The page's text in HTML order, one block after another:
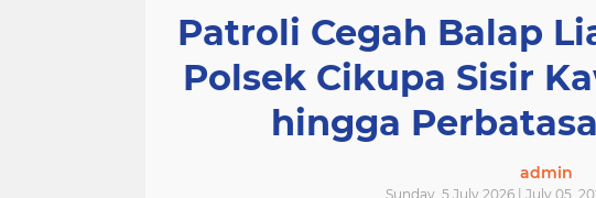
Patroli Cegah Balap
Polsek Cikupa Sisir
hingga
admin
Sunday, 5 July 2026 | July 05,